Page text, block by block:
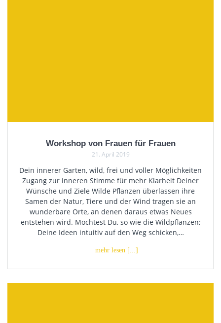
Workshop von Frauen für Frauen
21. April 2019
Dein innerer Garten, wild, frei und voller Möglichkeiten
Zugang zur inneren Stimme für mehr Klarheit Deiner
Wünsche und Ziele Wilde Pflanzen überlassen ihre
Samen der Natur, Tiere und der Wind tragen sie an
wunderbare Orte, an denen daraus etwas Neues
entstehen wird. Möchtest Du, so wie die Wildpflanzen;
Deine Ideen intuitiv auf den Weg schicken,…